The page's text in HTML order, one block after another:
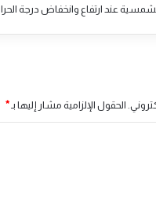
عند ارتفاع وانخفاض درجة
الحقول الإلزامية مشار إليها بـ *